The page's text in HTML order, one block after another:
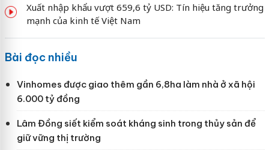
Xuất nhập khẩu vượt 659,6 tỷ USD: Tín hiệu tăng trưởng
mạnh của kinh tế Việt Nam
Bài đọc nhiều
Vinhomes được giao thêm gần 6,8ha làm nhà ở xã hội
6.000 tỷ đồng
Lâm Đồng siết kiểm soát kháng sinh trong thủy sản để
giữ vững thị trường